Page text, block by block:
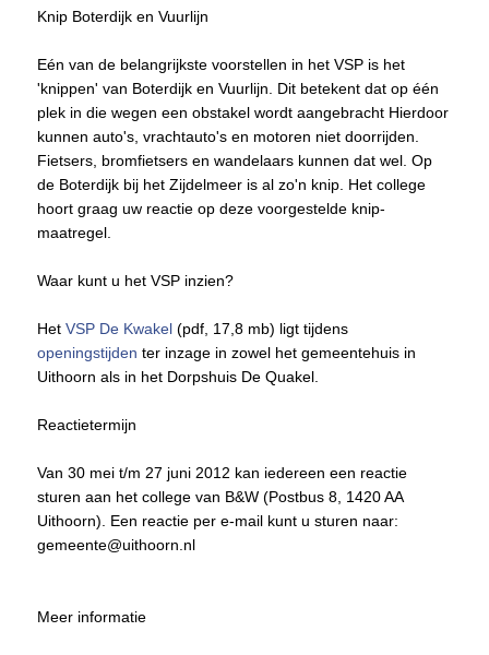
Knip Boterdijk en Vuurlijn
Eén van de belangrijkste voorstellen in het VSP is het
'knippen' van Boterdijk en Vuurlijn. Dit betekent dat op één
plek in die wegen een obstakel wordt aangebracht Hierdoor
kunnen auto's, vrachtauto's en motoren niet doorrijden.
Fietsers, bromfietsers en wandelaars kunnen dat wel. Op
de Boterdijk bij het Zijdelmeer is al zo'n knip. Het college
hoort graag uw reactie op deze voorgestelde knip-
maatregel.
Waar kunt u het VSP inzien?
Het VSP De Kwakel(pdf, 17,8 mb) ligt tijdens
openingstijden ter inzage in zowel het gemeentehuis in
Uithoorn als in het Dorpshuis De Quakel.
Reactietermijn
Van 30 mei t/m 27 juni 2012 kan iedereen een reactie
sturen aan het college van B&W (Postbus 8, 1420 AA
Uithoorn). Een reactie per e-mail kunt u sturen naar:
gemeente@uithoorn.nl
Meer informatie